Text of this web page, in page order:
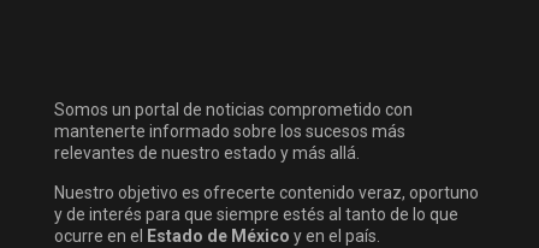
Somos un portal de noticias comprometido con
mantenerte informado sobre los sucesos más
relevantes de nuestro estado y más allá.
Nuestro objetivo es ofrecerte contenido veraz, oportuno
y de interés para que siempre estés al tanto de lo que
ocurre en el
Estado de México y en el país.